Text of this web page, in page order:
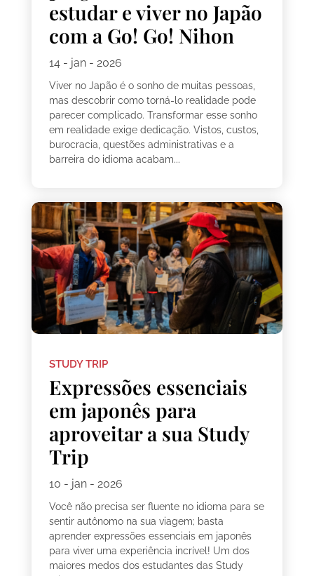
estudar e viver no Japão
com a Go! Go! Nihon
14 - jan - 2026
Viver no Japão é o sonho de muitas pessoas,
mas descobrir como torná-lo realidade pode
parecer complicado. Transformar esse sonho
em realidade exige dedicação. Vistos, custos,
burocracia, questões administrativas e a
barreira do idioma acabam...
STUDY TRIP
Expressões essenciais
em japonês para
aproveitar a sua Study
Trip
10 - jan - 2026
Você não precisa ser fluente no idioma para se
sentir autônomo na sua viagem; basta
aprender expressões essenciais em japonês
para viver uma experiência incrível! Um dos
maiores medos dos estudantes das Study